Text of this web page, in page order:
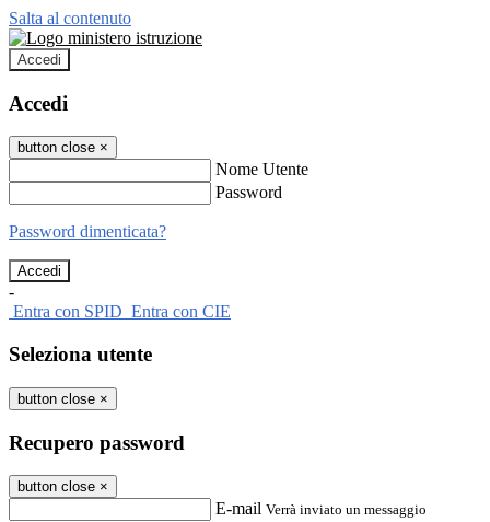
Salta al contenuto
Accedi
Accedi
button close ×
Nome Utente
Password
Password dimenticata?
-
Entra con SPID Entra con CIE
Seleziona utente
button close ×
Recupero password
button close ×
E-mail Verrà inviato un messaggio